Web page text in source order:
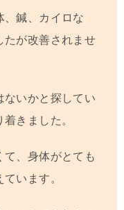
、鍼、カイロな
たが改善されませ
ないかと探してい
きました。
て、身体がとても
います。